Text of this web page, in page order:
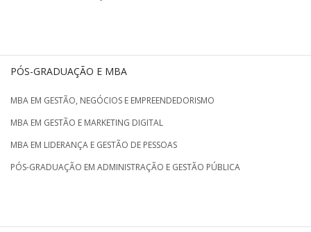
PÓS-GRADUAÇÃO E MBA
MBA EM GESTÃO, NEGÓCIOS E EMPREENDEDORISMO
MBA EM GESTÃO E MARKETING DIGITAL
MBA EM LIDERANÇA E GESTÃO DE PESSOAS
PÓS-GRADUAÇÃO EM ADMINISTRAÇÃO E GESTÃO PÚBLICA